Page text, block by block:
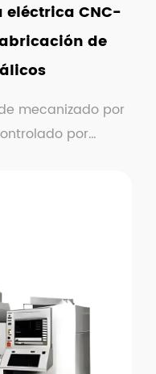
CNC-
de
mecanizado por
por